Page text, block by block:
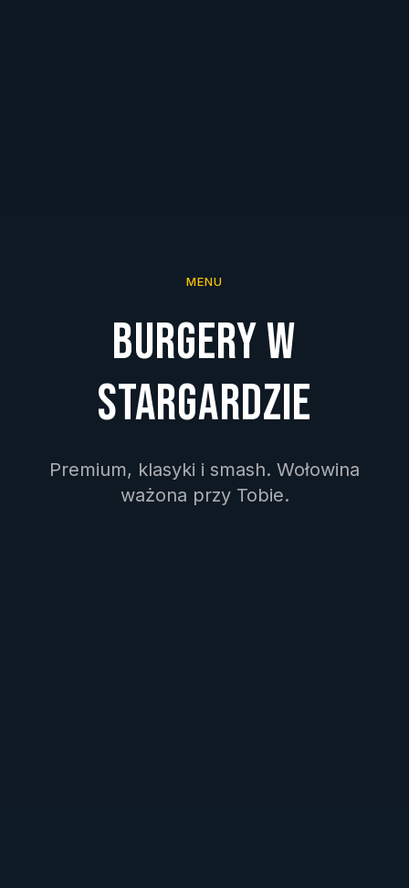
MENU
BURGERY W
STARGARDZIE
Premium, klasyki i smash. Wołowina
ważona przy Tobie.